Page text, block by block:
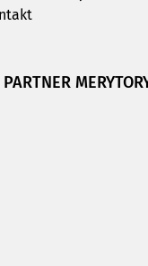
PARTNER